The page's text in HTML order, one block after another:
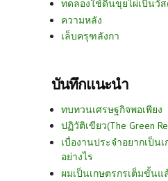
ทดลองใช้ดินขุยไผ่เป็นวั
ความหลัง
เล็บครุฑลังกา
บันทึกแนะนำ
ทบทวนเศรษฐกิจพอเพียง
ปฏิวัติเขียว(The Green
เบื่องานประจำอยากเป็น
อย่างไร
ผมเป็นเกษตรกรเต็มขั้นแ